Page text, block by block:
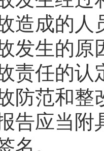
成的人
生的原
任的认
范和整
应当附
。